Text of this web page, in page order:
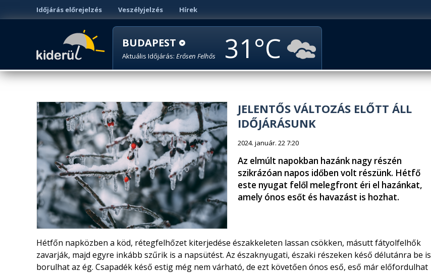
Időjárás előrejelzés Veszélyjelzés Hírek
BUDAPEST
Aktuális Időjárás: Erősen Felhős 31
JELENTŐS VÁLTOZÁS ELŐTT ÁLL
IDŐJÁRÁSUNK
2024. január. 22 7:20
Az elmúlt napokban hazánk nagy részén
szikrázóan napos időben volt részünk. Hétfő
este nyugat felől melegfront éri el hazánkat,
amely ónos esőt és havazást is hozhat.
Hétfőn napközben a köd, rétegfelhőzet kiterjedése északkeleten lassan csökken, másutt fátyolfelhők
zavarják, majd egyre inkább szűrik is a napsütést. Az északnyugati, északi részeken késő délutánra be is
borulhat az ég. Csapadék késő estig még nem várható, de ezt követően ónos eső, eső már előfordulhat